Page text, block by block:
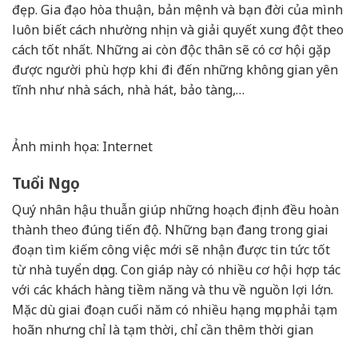
đẹp. Gia đạo hòa thuận, bản mệnh và bạn đời của mình
luôn biết cách nhường nhịn và giải quyết xung đột theo
cách tốt nhất. Những ai còn độc thân sẽ có cơ hội gặp
được người phù hợp khi đi đến những không gian yên
tĩnh như nhà sách, nhà hát, bảo tàng,…
Ảnh minh họa: Internet
Tuổi Ngọ
Quý nhân hậu thuẫn giúp những hoạch định đều hoàn
thành theo đúng tiến độ. Những bạn đang trong giai
đoạn tìm kiếm công việc mới sẽ nhận được tin tức tốt
từ nhà tuyển dụng. Con giáp này có nhiều cơ hội hợp tác
với các khách hàng tiềm năng và thu về nguồn lợi lớn.
Mặc dù giai đoạn cuối năm có nhiều hạng mục phải tạm
hoãn nhưng chỉ là tạm thời, chỉ cần thêm thời gian